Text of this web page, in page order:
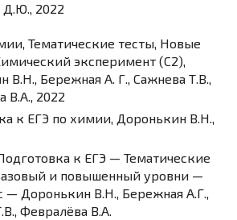
2022
Тематические тесты, Новые
эксперимент (С2),
В.Н., Бережная А. Г., Сажнева Т.В.,
В.А., 2022
к ЕГЭ по химии, Доронькин В.Н.,
к ЕГЭ — Тематические
и повышенный уровни —
— Доронькин В.Н., Бережная А.Г.,
Февралёва В.А.